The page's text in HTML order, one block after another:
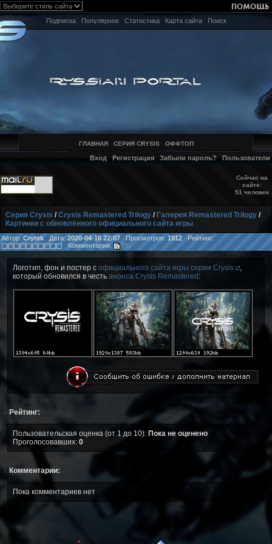
Подписка Популярное Статистика Карта сайта Поиск
ГЛАВНАЯ СЕРИЯ CRYSIS ОФФТОП
Вход Регистрация Забыли пароль? Пользователи
Сейчас на
сайте:
51 человек
Серия Crysis /Crysis Remastered Trilogy / Галерея Remastered Trilogy /
Картинки с обновлённого официального сайта игры
Автор: CrytekДата:2020-04-16 22:07 Просмотров:1912Рейтинг:
Комментарии:
(0)
Логотип, фон и постер с официального сайта игры серии Crysis
который обновился в честь анонса Crysis Remastered:
↓ Рейтинг:
Пользовательская оценка (от 1 до 10): Пока не оценено
Проголосовавших: 0
↓ Комментарии:
Пока комментариев нет